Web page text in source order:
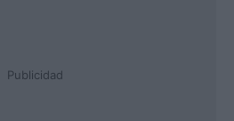
Publicidad